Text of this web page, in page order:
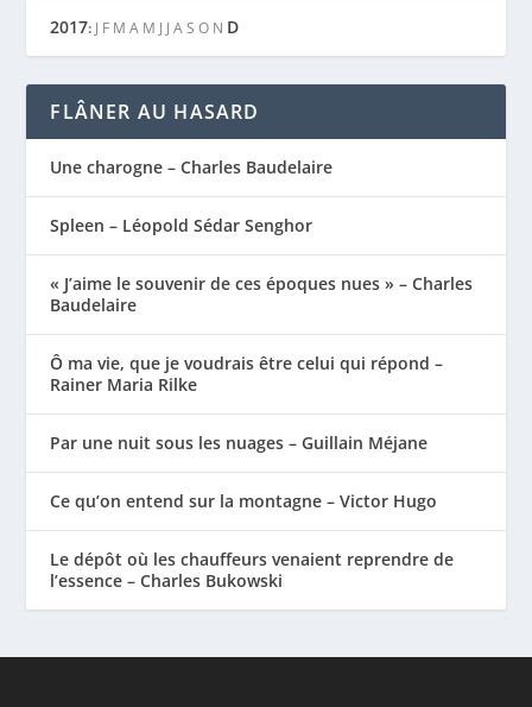
2017: J F M A M J J A S O N D
FLÂNER AU HASARD
Une charogne – Charles Baudelaire
Spleen – Léopold Sédar Senghor
« J’aime le souvenir de ces époques nues » – Charles
Baudelaire
Ô ma vie, que je voudrais être celui qui répond –
Rainer Maria Rilke
Par une nuit sous les nuages – Guillain Méjane
Ce qu’on entend sur la montagne – Victor Hugo
Le dépôt où les chauffeurs venaient reprendre de
l’essence – Charles Bukowski